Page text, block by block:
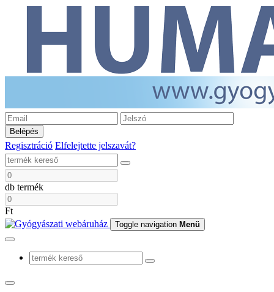
Belépés
Regisztráció Elfelejtette jelszavát?
db termék
Ft
Toggle navigation Menü